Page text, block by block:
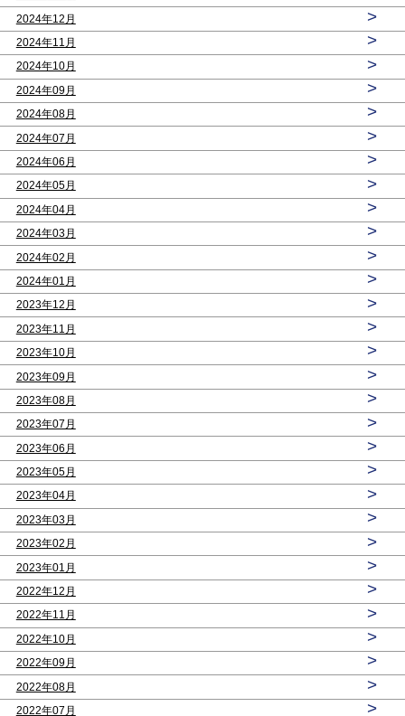
2024年12月 >
2024年11月 >
2024年10月 >
2024年09月 >
2024年08月 >
2024年07月 >
2024年06月 >
2024年05月 >
2024年04月 >
2024年03月 >
2024年02月 >
2024年01月 >
2023年12月 >
2023年11月 >
2023年10月 >
2023年09月 >
2023年08月 >
2023年07月 >
2023年06月 >
2023年05月 >
2023年04月 >
2023年03月 >
2023年02月 >
2023年01月 >
2022年12月 >
2022年11月 >
2022年10月 >
2022年09月 >
2022年08月 >
2022年07月 >